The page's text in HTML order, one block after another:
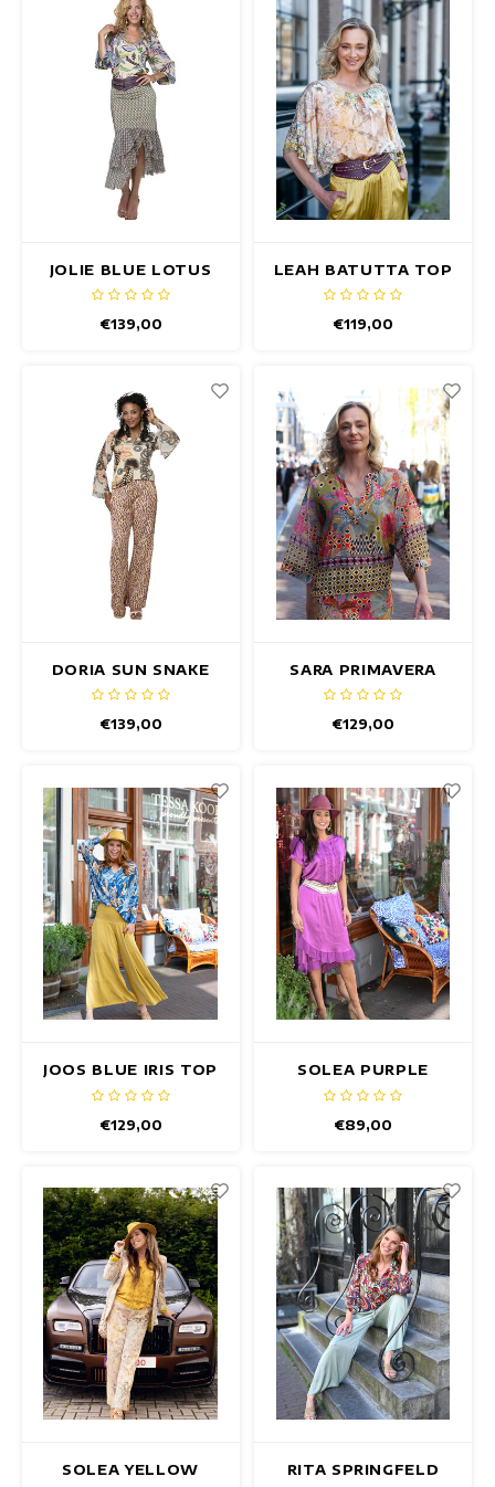
JOLIE BLUE LOTUS
TOP
€139,00
LEAH BATUTTA TOP
€119,00
DORIA SUN SNAKE
TOP
€139,00
SARA PRIMAVERA
TOP
€129,00
JOOS BLUE IRIS TOP
€129,00
SOLEA PURPLE
SATIN TOP
€89,00
SOLEA YELLOW
RITA SPRINGFELD